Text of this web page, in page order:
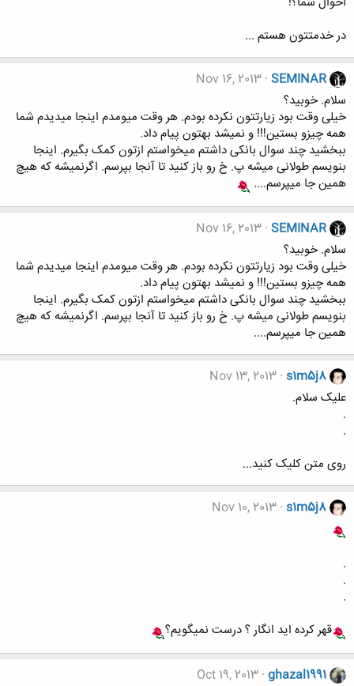
در خدمتتون هستم ...
SEMINAR
Nov 16, 2013
سلام. خوبید؟
خیلی وقت بود زیارتتون نکرده بودم. هر وقت میومدم اینجا میدیدم شما
همه چیزو بستین!!! و نمیشد بهتون پیام داد.
ببخشید چند سوال بانکی داشتم میخواستم ازتون کمک بگیرم. اینجا
بنویسم طولانی میشه پ. خ رو باز کنید تا آنجا بپرسم. اگرنمیشه که هیچ
همین جا میپرسم....
SEMINAR
Nov 16, 2013
سلام. خوبید؟
خیلی وقت بود زیارتتون نکرده بودم. هر وقت میومدم اینجا میدیدم شما
همه چیزو بستین!!! و نمیشد بهتون پیام داد.
ببخشید چند سوال بانکی داشتم میخواستم ازتون کمک بگیرم. اینجا
بنویسم طولانی میشه پ. خ رو باز کنید تا آنجا بپرسم. اگرنمیشه که هیچ
همین جا میپرسم....
s1m5j8
Nov 13, 2013
علیک سلام.
.
.
روی متن کلیک کنید...
s1m5j8
Nov 10, 2013
.
.
.
قهر کرده اید انگار ؟ درست نمیگویم؟
ghazal1991
Oct 19, 2013